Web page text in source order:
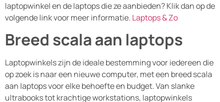
laptopwinkel en de laptops die ze aanbieden? Klik dan op de
volgende link voor meer informatie. Laptops & Zo
Breed scala aan laptops
Laptopwinkels zijn de ideale bestemming voor iedereen die
op zoek is naar een nieuwe computer, met een breed scala
aan laptops voor elke behoefte en budget. Van slanke
ultrabooks tot krachtige workstations, laptopwinkels